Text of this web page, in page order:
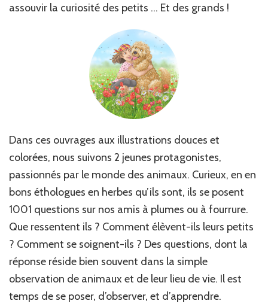
assouvir la curiosité des petits … Et des grands !
Dans ces ouvrages aux illustrations douces et
colorées, nous suivons 2 jeunes protagonistes,
passionnés par le monde des animaux. Curieux, en en
bons éthologues en herbes qu’ils sont, ils se posent
1001 questions sur nos amis à plumes ou à fourrure.
Que ressentent ils ? Comment élèvent-ils leurs petits
? Comment se soignent-ils ? Des questions, dont la
réponse réside bien souvent dans la simple
observation de animaux et de leur lieu de vie. Il est
temps de se poser, d’observer, et d’apprendre.